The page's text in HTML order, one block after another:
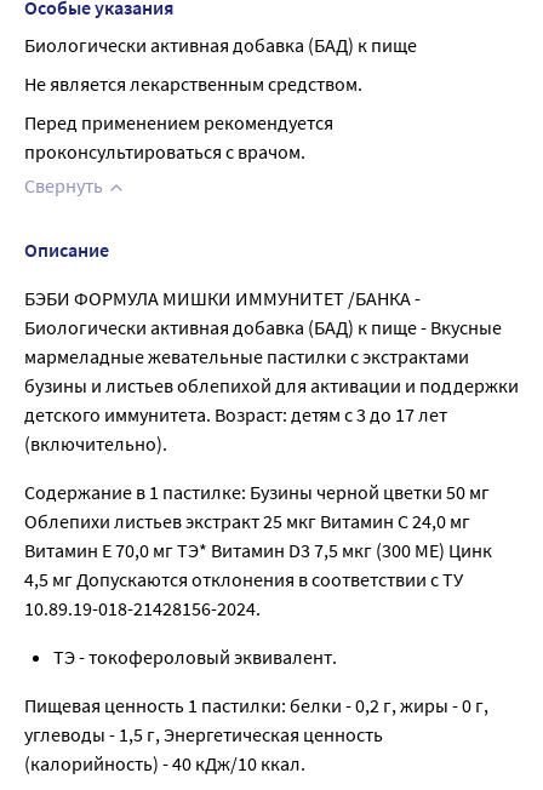
Особые указания
Биологически активная добавка (БАД) к пище
Не является лекарственным средством.
Перед применением рекомендуется
проконсультироваться с врачом.
Свернуть
Описание
БЭБИ ФОРМУЛА МИШКИ ИММУНИТЕТ /БАНКА -
Биологически активная добавка (БАД) к пище - Вкусные
мармеладные жевательные пастилки с экстрактами
бузины и листьев облепихой для активации и поддержки
детского иммунитета. Возраст: детям с 3 до 17 лет
(включительно).
Содержание в 1 пастилке: Бузины черной цветки 50 мг
Облепихи листьев экстракт 25 мкг Витамин С 24,0 мг
Витамин Е 70,0 мг ТЭ* Витамин D3 7,5 мкг (300 МЕ) Цинк
4,5 мг Допускаются отклонения в соответствии с ТУ
10.89.19-018-21428156-2024.
ТЭ - токофероловый эквивалент.
Пищевая ценность 1 пастилки: белки - 0,2 г, жиры - 0 г,
углеводы - 1,5 г, Энергетическая ценность
(калорийность) - 40 кДж/10 ккал.